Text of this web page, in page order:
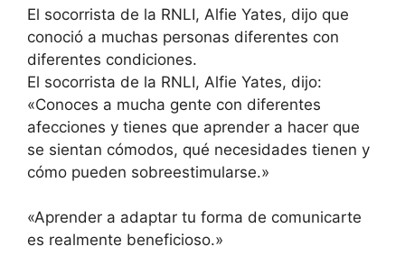
El socorrista de la RNLI, Alfie Yates, dijo que
conoció a muchas personas diferentes con
diferentes condiciones.
El socorrista de la RNLI, Alfie Yates, dijo:
«Conoces a mucha gente con diferentes
afecciones y tienes que aprender a hacer que
se sientan cómodos, qué necesidades tienen y
cómo pueden sobreestimularse.»
«Aprender a adaptar tu forma de comunicarte
es realmente beneficioso.»